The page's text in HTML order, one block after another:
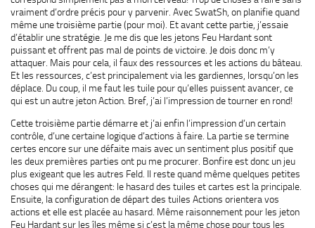
vraiment d’ordre précis pour y parvenir. Avec SwatSh, on planifie quand
même une troisième partie (pour moi). Et avant cette partie, j’essaie
d’établir une stratégie. Je me dis que les jetons Feu Hardant sont
puissant et offrent pas mal de points de victoire. Je dois donc m’y
attaquer. Mais pour cela, il faux des ressources et les actions du bâteau.
Et les ressources, c’est principalement via les gardiennes, lorsqu’on les
déplace. Du coup, il me faut les tuile pour qu’elles puissent avancer, ce
qui est un autre jeton Action. Bref, j’ai l’impression de tourner en rond!
Cette troisième partie démarre et j’ai enfin l’impression d’un certain
contrôle, d’une certaine logique d’actions à faire. La partie se termine
certes encore sur une défaite mais avec un sentiment plus positif que
les deux premières parties ont pu me procurer. Bonfire est donc un jeu
plus exigeant que les autres Feld. Il reste quand même quelques petites
choses qui me dérangent: le hasard des tuiles et cartes est la principale.
Ensuite, la configuration de départ des tuiles Actions orientera vos
actions et elle est placée au hasard. Même raisonnement pour les jeton
Feu Hardant sur les îles même si c’est la même chose pour tous les